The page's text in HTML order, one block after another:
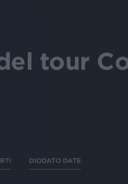
tour
DIODATO DATE